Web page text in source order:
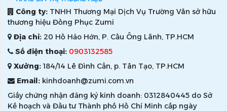
Công ty: TNHH Thương Mại Dịch Vụ Trường Vân sở hữu
thương hiệu Đồng Phục Zumi
Địa chỉ: 20 Hồ Hảo Hớn, P. Cầu Ông Lãnh, TP.HCM
Số điện thoại: 0903132585
Xưởng:184/14 Lê Đình Cẩn, p. Tân Tạo, TP.HCM
Email: kinhdoanh@zumi.com.vn
Giấy chứng nhận đăng ký kinh doanh: 0312840445 do Sở
Kế hoạch và Đầu tư Thành phố Hồ Chí Minh cấp ngày